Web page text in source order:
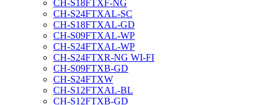
CH-S18FTXF-NG
CH-S24FTXAL-SC
CH-S18FTXAL-GD
CH-S09FTXAL-WP
CH-S24FTXAL-WP
CH-S24FTXR-NG WI-FI
CH-S09FTXB-GD
CH-S24FTXW
CH-S12FTXAL-BL
CH-S12FTXB-GD